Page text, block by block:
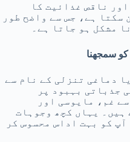
ناقص غذائیت کا
سکتا ہے، جس سے واضح طور
مشکل ہو جاتا ہے۔
سمجھنا
دماغی تنزلی کے نام سے
جذباتی بہبود پر
غم، مایوسی اور
ہیں۔ یہاں کچھ وجوہات
کو بہت اداس محسوس کر